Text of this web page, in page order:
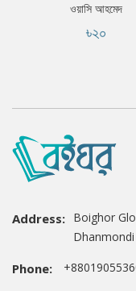
ওয়াসি আহমেদ
৳২০
Address: Boighor
Phone: